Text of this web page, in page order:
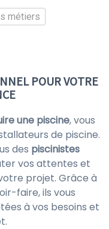
métiers
POUR VOTRE
une piscine, vous
de piscine.
des piscinistes
vos attentes et
projet. Grâce à
faire, ils vous
à vos besoins et